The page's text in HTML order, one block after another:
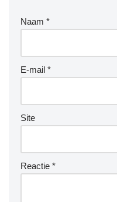
Naam *
E-mail *
Site
Reactie *